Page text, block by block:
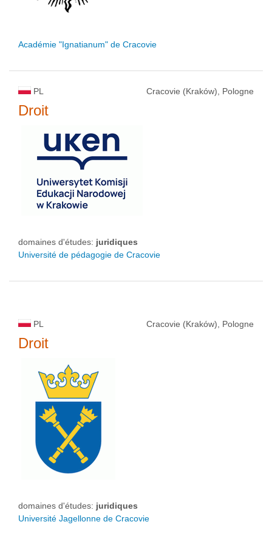
Académie "Ignatianum" de Cracovie
PL Cracovie (Kraków), Pologne
Droit
domaines d'études: juridiques
Université de pédagogie de Cracovie
PL Cracovie (Kraków), Pologne
Droit
domaines d'études: juridiques
Université Jagellonne de Cracovie